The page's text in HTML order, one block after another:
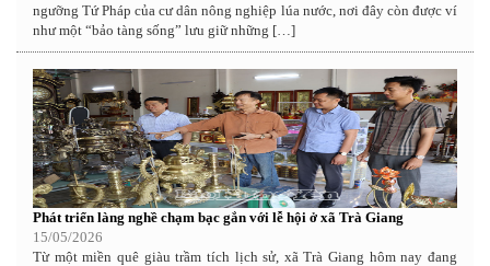
ngưỡng Tứ Pháp của cư dân nông nghiệp lúa nước, nơi đây còn được ví
như một “bảo tàng sống” lưu giữ những […]
Phát triển làng nghề chạm bạc gắn với lễ hội ở xã Trà Giang
15/05/2026
Từ một miền quê giàu trầm tích lịch sử, xã Trà Giang hôm nay đang